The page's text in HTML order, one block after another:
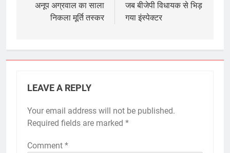
navigation
अनूप अग्रवाल का साला
निकला मूर्ति तस्कर
जब बीजेपी विधायक से भिड़
गया इंस्पेक्टर
LEAVE A REPLY
Your email address will not be published.
Required fields are marked *
Comment *